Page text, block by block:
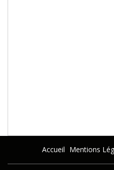
Accueil Mentions